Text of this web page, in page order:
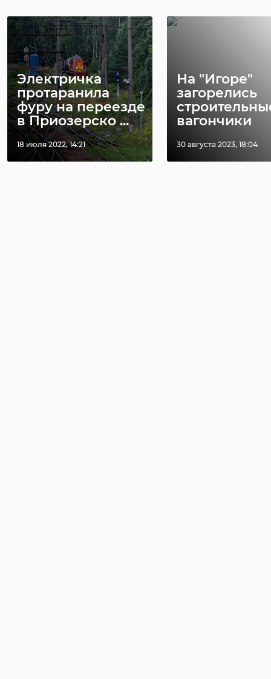
Электричка
протаранила
фуру на переезде
в Приозерско ...
18 июля 2022, 14:21
На "Игоре"
загорелись
вагончики
30 августа 2023, 18:04